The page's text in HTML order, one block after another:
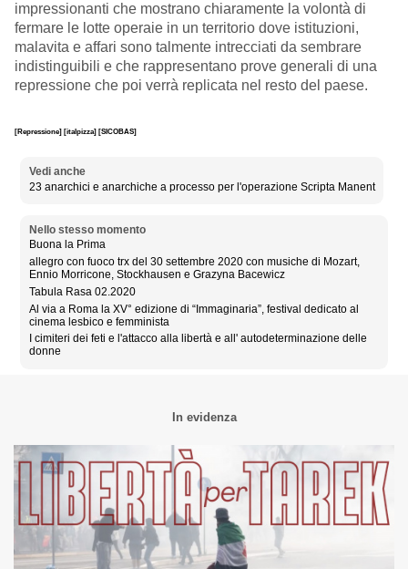
impressionanti che mostrano chiaramente la volontà di
fermare le lotte operaie in un territorio dove istituzioni,
malavita e affari sono talmente intrecciati da sembrare
indistinguibili e che rappresentano prove generali di una
repressione che poi verrà replicata nel resto del paese.
[Repressione] [italpizza] [SICOBAS]
Vedi anche
23 anarchici e anarchiche a processo per l'operazione Scripta Manent
Nello stesso momento
Buona la Prima
allegro con fuoco trx del 30 settembre 2020 con musiche di Mozart,
Ennio Morricone, Stockhausen e Grazyna Bacewicz
Tabula Rasa 02.2020
Al via a Roma la XV° edizione di “Immaginaria”, festival dedicato al
cinema lesbico e femminista
I cimiteri dei feti e l'attacco alla libertà e all' autodeterminazione delle
donne
In evidenza